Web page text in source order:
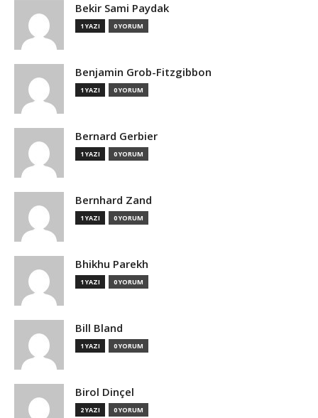
Bekir Sami Paydak
1 YAZI 0 YORUM
Benjamin Grob-Fitzgibbon
1 YAZI 0 YORUM
Bernard Gerbier
1 YAZI 0 YORUM
Bernhard Zand
1 YAZI 0 YORUM
Bhikhu Parekh
1 YAZI 0 YORUM
Bill Bland
1 YAZI 0 YORUM
Birol Dinçel
2 YAZI 0 YORUM